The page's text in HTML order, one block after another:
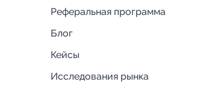
Реферальная программа
Блог
Кейсы
Исследования рынка